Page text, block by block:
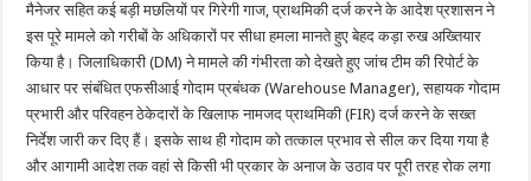
मैनेजर सहित कई बड़ी मछलियों पर गिरेगी गाज, प्राथमिकी दर्ज करने के आदेश प्रशासन ने
इस पूरे मामले को गरीबों के अधिकारों पर सीधा हमला मानते हुए बेहद कड़ा रुख अख्तियार
किया है। जिलाधिकारी (DM) ने मामले की गंभीरता को देखते हुए जांच टीम की रिपोर्ट के
आधार पर संबंधित एफसीआई गोदाम प्रबंधक (Warehouse Manager), सहायक गोदाम
प्रभारी और परिवहन ठेकेदारों के खिलाफ नामजद प्राथमिकी (FIR) दर्ज करने के सख्त
निर्देश जारी कर दिए हैं। इसके साथ ही गोदाम को तत्काल प्रभाव से सील कर दिया गया है
और आगामी आदेश तक वहां से किसी भी प्रकार के अनाज के उठाव पर पूरी तरह रोक लगा